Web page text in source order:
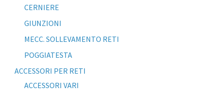
CERNIERE
GIUNZIONI
MECC. SOLLEVAMENTO RETI
POGGIATESTA
ACCESSORI PER RETI
ACCESSORI VARI